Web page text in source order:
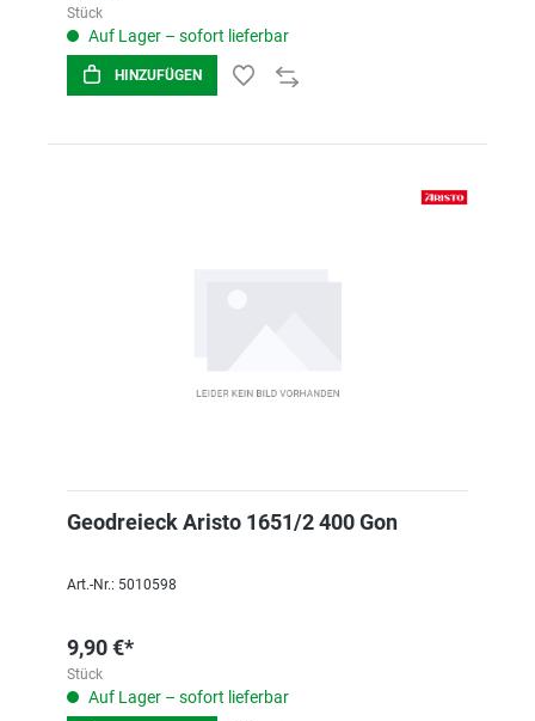
Stück
Auf Lager – sofort lieferbar
HINZUFÜGEN
Geodreieck Aristo 1651/2 400 Gon
Art.-Nr.: 5010598
9,90 €*
Stück
Auf Lager – sofort lieferbar